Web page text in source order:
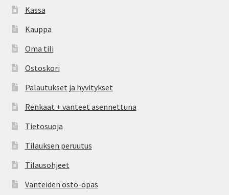
Kassa
Kauppa
Oma tili
Ostoskori
Palautukset ja hyvitykset
Renkaat + vanteet asennettuna
Tietosuoja
Tilauksen peruutus
Tilausohjeet
Vanteiden osto-opas